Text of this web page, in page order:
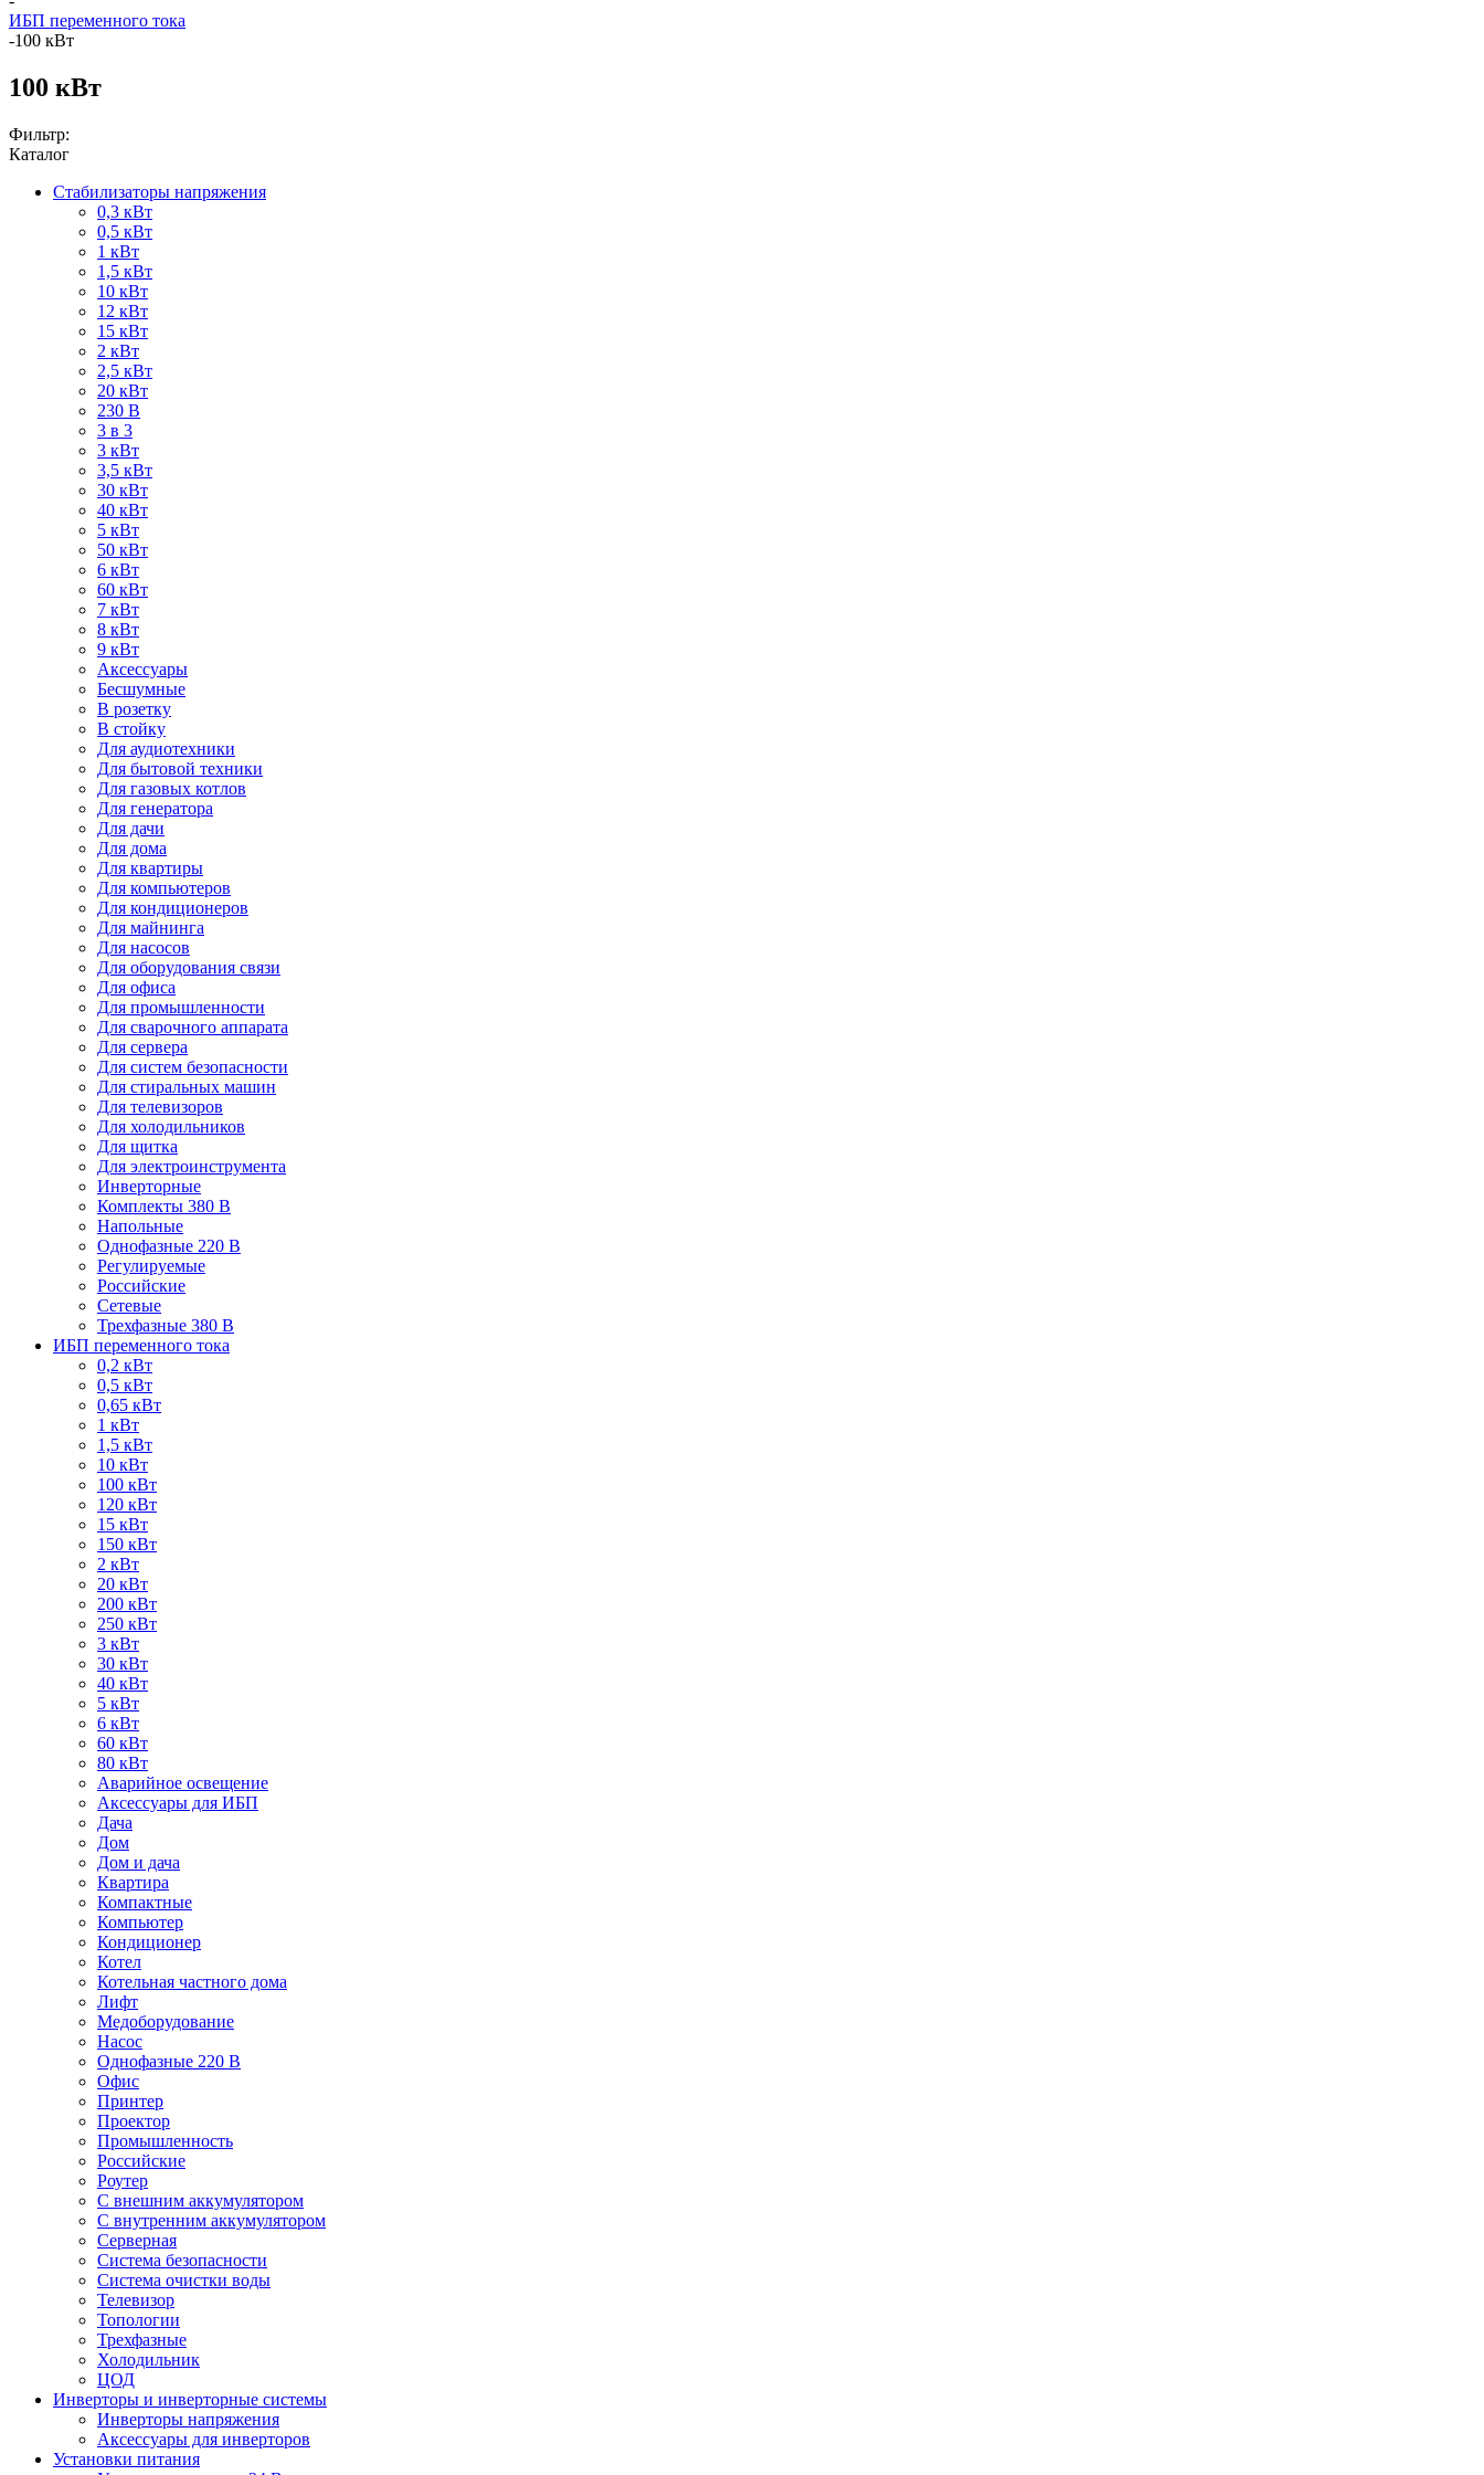
ИБП переменного тока
-100 кВт
100 кВт
Фильтр:
Каталог
Стабилизаторы напряжения
0,3 кВт
0,5 кВт
1 кВт
1,5 кВт
10 кВт
12 кВт
15 кВт
2 кВт
2,5 кВт
20 кВт
230 В
3 в 3
3 кВт
3,5 кВт
30 кВт
40 кВт
5 кВт
50 кВт
6 кВт
60 кВт
7 кВт
8 кВт
9 кВт
Аксессуары
Бесшумные
В розетку
В стойку
Для аудиотехники
Для бытовой техники
Для газовых котлов
Для генератора
Для дачи
Для дома
Для квартиры
Для компьютеров
Для кондиционеров
Для майнинга
Для насосов
Для оборудования связи
Для офиса
Для промышленности
Для сварочного аппарата
Для сервера
Для систем безопасности
Для стиральных машин
Для телевизоров
Для холодильников
Для щитка
Для электроинструмента
Инверторные
Комплекты 380 В
Напольные
Однофазные 220 В
Регулируемые
Российские
Сетевые
Трехфазные 380 В
ИБП переменного тока
0,2 кВт
0,5 кВт
0,65 кВт
1 кВт
1,5 кВт
10 кВт
100 кВт
120 кВт
15 кВт
150 кВт
2 кВт
20 кВт
200 кВт
250 кВт
3 кВт
30 кВт
40 кВт
5 кВт
6 кВт
60 кВт
80 кВт
Аварийное освещение
Аксессуары для ИБП
Дача
Дом
Дом и дача
Квартира
Компактные
Компьютер
Кондиционер
Котел
Котельная частного дома
Лифт
Медоборудование
Насос
Однофазные 220 В
Офис
Принтер
Проектор
Промышленность
Российские
Роутер
С внешним аккумулятором
С внутренним аккумулятором
Серверная
Система безопасности
Система очистки воды
Телевизор
Топологии
Трехфазные
Холодильник
ЦОД
Инверторы и инверторные системы
Инверторы напряжения
Аксессуары для инверторов
Установки питания